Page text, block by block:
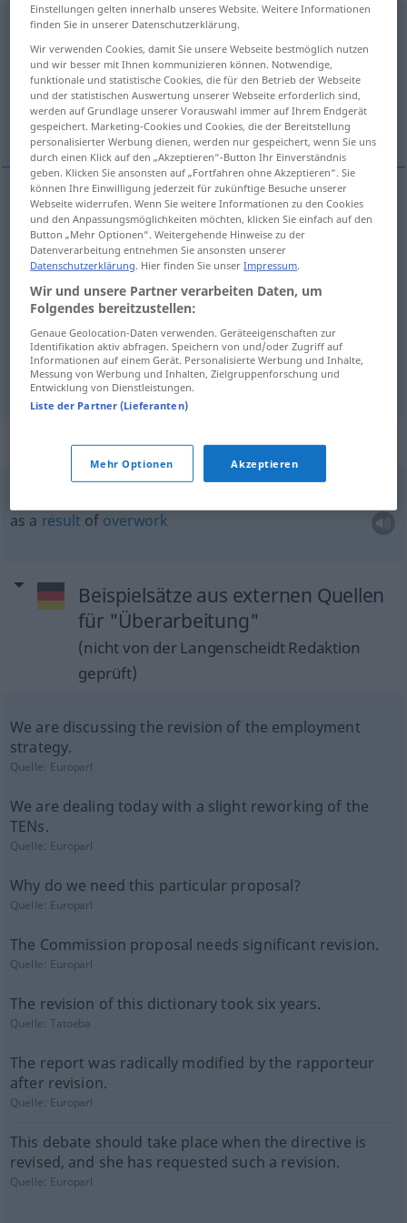
Überarbeitungf < Überarbeitung;Überarbeitungen
Übersicht aller Übersetzungen
(Für mehr Details die Übersetzung anklicken/antippen)
revision retouch overwork
revision Überarbeitungeines Aufsatzes etc
retouch Überarbeitung eines Gemäldes etc
overwork Überarbeitung < NURSG>
Beispielsätze für "Überarbeitung"
as a result of overwork
Beispielsätze aus externen Quellen
für "Überarbeitung"
(nicht von der Langenscheidt Redaktion
geprüft)
We are discussing the revision of the employment
strategy.
Quelle: Europarl
We are dealing today with a slight reworking of the
TENs.
Quelle: Europarl
Why do we need this particular proposal?
Quelle: Europarl
The Commission proposal needs significant revision.
Quelle: Europarl
The revision of this dictionary took six years.
Quelle:Tatoeba
The report was radically modified by the rapporteur
after revision.
Quelle: Europarl
This debate should take place when the directive is
revised, and she has requested such a revision.
Quelle: Europarl
Einstellungen gelten innerhalb unseres Website. Weitere Informationen
finden Sie in unserer Datenschutzerklärung.
Wir verwenden Cookies, damit Sie unsere Webseite bestmöglich nutzen
und wir besser mit Ihnen kommunizieren können. Notwendige,
funktionale und statistische Cookies, die für den Betrieb der Webseite
und der statistischen Auswertung unserer Webseite erforderlich sind,
werden auf Grundlage unserer Vorauswahl immer auf Ihrem Endgerät
gespeichert. Marketing-Cookies und Cookies, die der Bereitstellung
personalisierter Werbung dienen, werden nur gespeichert, wenn Sie uns
durch einen Klick auf den „Akzeptieren“-Button Ihr Einverständnis
geben. Klicken Sie ansonsten auf „Fortfahren ohne Akzeptieren“. Sie
können Ihre Einwilligung jederzeit für zukünftige Besuche unserer
Webseite widerrufen. Wenn Sie weitere Informationen zu den Cookies
und den Anpassungsmöglichkeiten möchten, klicken Sie einfach auf den
Button „Mehr Optionen“. Weitergehende Hinweise zu der
Datenverarbeitung entnehmen Sie ansonsten unserer
Datenschutzerklärung. Hier finden Sie unserImpressum.
Wir und unsere Partner verarbeiten Daten, um
Folgendes bereitzustellen:
Genaue Geolocation-Daten verwenden. Geräteeigenschaften zur
Identifikation aktiv abfragen. Speichern von und/oder Zugriff auf
Informationen auf einem Gerät. Personalisierte Werbung und Inhalte,
Messung von Werbung und Inhalten, Zielgruppenforschung und
Entwicklung von Dienstleistungen.
Liste der Partner (Lieferanten)
Mehr Optionen Akzeptieren